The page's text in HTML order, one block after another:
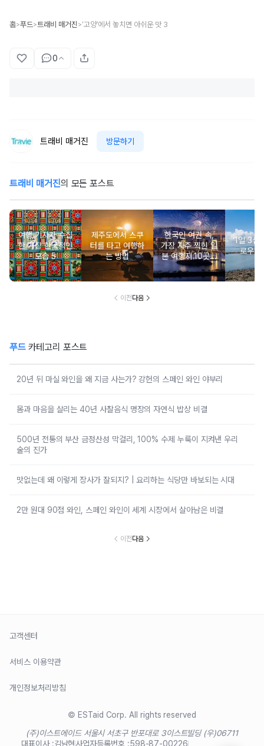
홈>푸드>트래비 매거진 >‘고양’에서 놓치면 아쉬운 맛 3
0
트래비 매거진 방문하기
트래비 매거진의 모든 포스트
여행 기자가 수집
한 가장 한국적인
모습 5
제주도에서 스쿠
터를 타고 여행하
는 방법
한국인 여권 속,
가장 자주 찍힌 일
본 여행지 10곳은
어디?
‘1일 3섬
로우아
이전다음
푸드카테고리 포스트
20년 뒤 마실 와인을 왜 지금 사는가? 강헌의 스페인 와인 야부리
몸과 마음을 살리는 40년 사찰음식 명장의 자연식 밥상 비결
500년 전통의 부산 금정산성 막걸리, 100% 수제 누룩이 지켜낸 우리
술의 진가
맛없는데 왜 이렇게 장사가 잘되지? | 요리하는 식당만 바보되는 시대
2만 원대 90점 와인, 스페인 와인이 세계 시장에서 살아남은 비결
이전다음
고객센터
서비스 이용약관
개인정보처리방침
© ESTaid Corp. All rights reserved
(주)이스트에이드 서울시 서초구 반포대로 3이스트빌딩 (우)06711
대표이사 :김남현사업자등록번호 :598-87-00226